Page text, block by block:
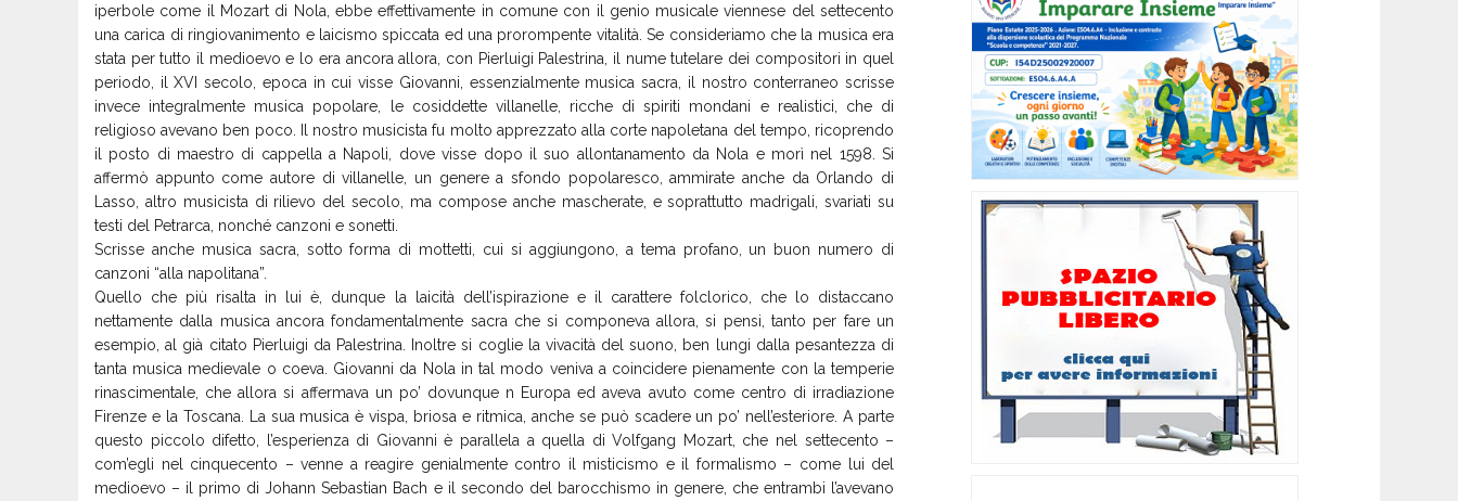
iperbole come il Mozart di Nola, ebbe effettivamente in comune con il genio musicale viennese del settecento
una carica di ringiovanimento e laicismo spiccata ed una prorompente vitalità. Se consideriamo che la musica era
stata per tutto il medioevo e lo era ancora allora, con Pierluigi Palestrina, il nume tutelare dei compositori in quel
periodo, il XVI secolo, epoca in cui visse Giovanni, essenzialmente musica sacra, il nostro conterraneo scrisse
invece integralmente musica popolare, le cosiddette villanelle, ricche di spiriti mondani e realistici, che di
religioso avevano ben poco. Il nostro musicista fu molto apprezzato alla corte napoletana del tempo, ricoprendo
il posto di maestro di cappella a Napoli, dove visse dopo il suo allontanamento da Nola e morì nel 1598. Si
affermò appunto come autore di villanelle, un genere a sfondo popolaresco, ammirate anche da Orlando di
Lasso, altro musicista di rilievo del secolo, ma compose anche mascherate, e soprattutto madrigali, svariati su
testi del Petrarca, nonché canzoni e sonetti.
Scrisse anche musica sacra, sotto forma di mottetti, cui si aggiungono, a tema profano, un buon numero di
canzoni “alla napolitana”.
Quello che più risalta in lui è, dunque la laicità dell’ispirazione e il carattere folclorico, che lo distaccano
nettamente dalla musica ancora fondamentalmente sacra che si componeva allora, si pensi, tanto per fare un
esempio, al già citato Pierluigi da Palestrina. Inoltre si coglie la vivacità del suono, ben lungi dalla pesantezza di
tanta musica medievale o coeva. Giovanni da Nola in tal modo veniva a coincidere pienamente con la temperie
rinascimentale, che allora si affermava un po’ dovunque n Europa ed aveva avuto come centro di irradiazione
Firenze e la Toscana. La sua musica è vispa, briosa e ritmica, anche se può scadere un po’ nell’esteriore. A parte
questo piccolo difetto, l’esperienza di Giovanni è parallela a quella di Volfgang Mozart, che nel settecento –
com’egli nel cinquecento – venne a reagire genialmente contro il misticismo e il formalismo – come lui del
medioevo – il primo di Johann Sebastian Bach e il secondo del barocchismo in genere, che entrambi l’avevano